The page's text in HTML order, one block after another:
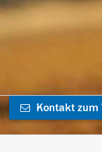
Kontakt zum